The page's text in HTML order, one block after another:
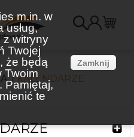
m.in. w
usług,
z witryny
Twojej
że będą
Twoim
Pamiętaj,
te
Zamknij
KALENDARZE